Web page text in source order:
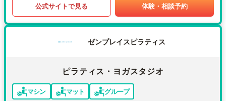
公式サイトで見る 体験・相談予約
ゼンプレイスピラティス
ピラティス・ヨガスタジオ
マシン マット グループ